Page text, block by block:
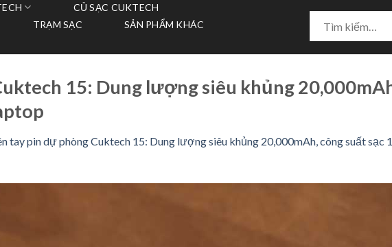
CỦ SẠC CUKTECH
TRẠM SẠC SẢN PHẨM KHÁC
kiếm:
15: Dung lượng siêu khủng
tay pin dự phòng Cuktech 15: Dung lượng siêu khủng 20,000mAh, công suất sạc